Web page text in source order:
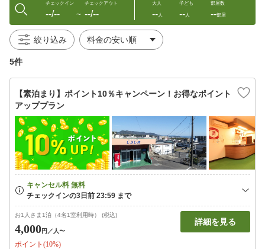
チェックイン
--/-- 〜
チェックアウト
--/--
大人
--人
子ども
--人
部屋数
--部屋
絞り込み
5件
【素泊まり】ポイント10％キャンペーン！お得なポイント
アッププラン
お1人さま1泊（4名1室利用時） (税込)
4,000円 ／人〜
ポイント(10%)
詳細を見る